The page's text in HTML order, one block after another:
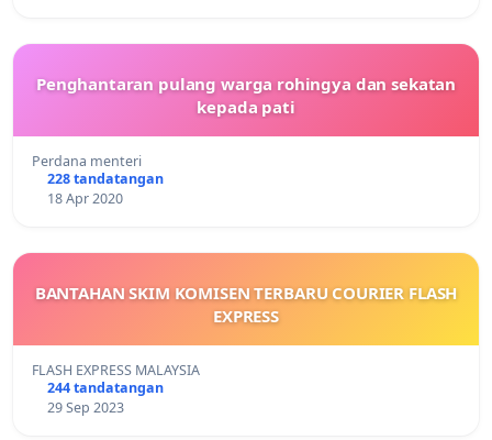
Penghantaran pulang warga rohingya dan sekatan
kepada pati
Perdana menteri
228 tandatangan
18 Apr 2020
BANTAHAN SKIM KOMISEN TERBARU COURIER FLASH
EXPRESS
FLASH EXPRESS MALAYSIA
244 tandatangan
29 Sep 2023